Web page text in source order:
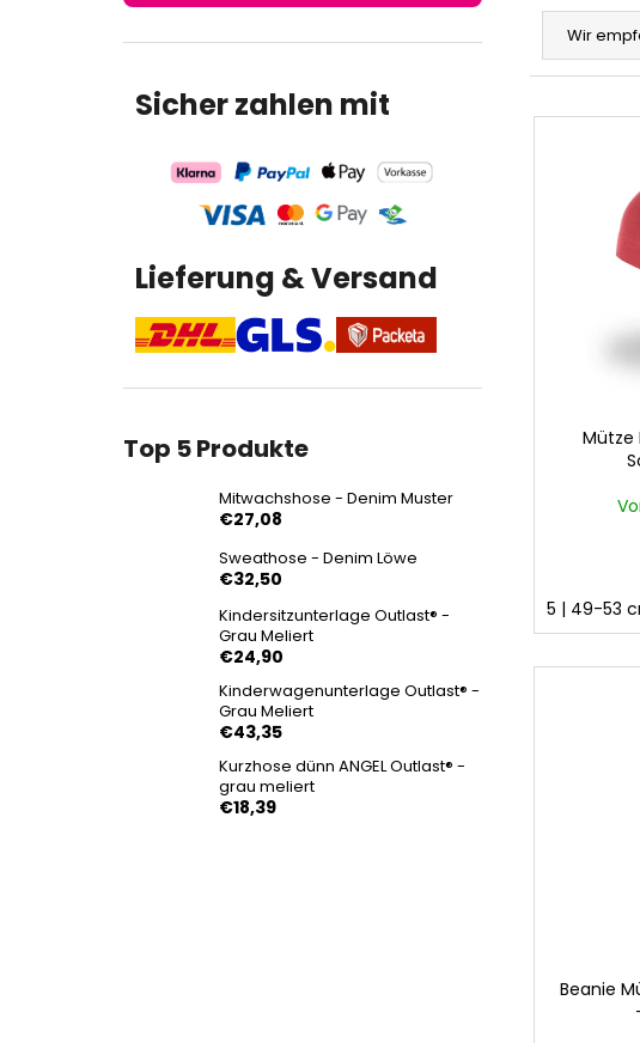
Sicher zahlen mit
Lieferung & Versand
Top 5 Produkte
Mitwachshose - Denim Muster
€27,08
Sweathose - Denim Löwe
€32,50
Kindersitzunterlage Outlast® -
Grau Meliert
€24,90
Kinderwagenunterlage Outlast® -
Grau Meliert
€43,35
Kurzhose dünn ANGEL Outlast® -
grau meliert
€18,39
P
o
Wir
L
Mütze
5 | 49-53
Beanie
€27,08
€32,50